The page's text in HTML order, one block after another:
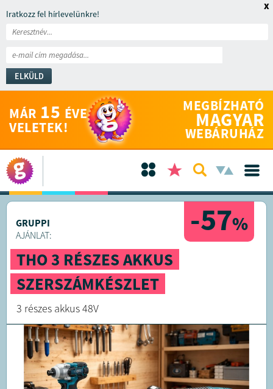
Iratkozz fel hírlevelünkre!
ELKÜLD
x
MÁR 15 ÉVE
VELETEK!
MEGBÍZHATÓ
MAGYAR
WEBÁRUHÁZ
-57%
GRUPPI
AJÁNLAT:
THO 3 RÉSZES AKKUS
SZERSZÁMKÉSZLET
3 részes akkus 48V